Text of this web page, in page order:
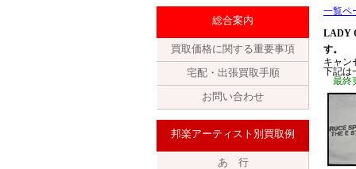
総合案内
買取価格に関する重要事項
宅配・出張買取手順
お問い合わせ
邦楽アーティスト別買取例
あ 行
一覧ペ
LADY
す。
キャン
下記は
最終